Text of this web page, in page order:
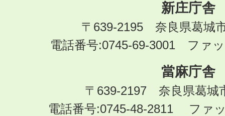
新庄庁舎
〒639-2195 奈良県葛城
電話番号:0745-69-3001 ファ
當麻庁舎
〒639-2197 奈良県葛城
電話番号:0745-48-2811 ファ